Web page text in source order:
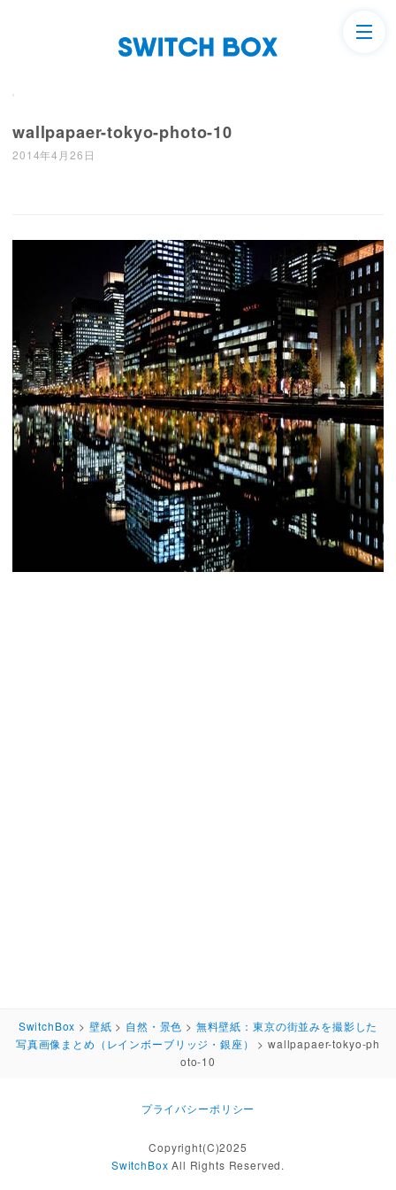
wallpapaer-tokyo-photo-10
2014年4月26日
SwitchBox > 壁紙 > 自然・景色 > 無料壁紙：東京の街並みを撮影した
写真画像まとめ（レインボーブリッジ・銀座）
>wallpapaer-tokyo-ph
oto-10
プライバシーポリシー
Copyright(C)2025
SwitchBox All Rights Reserved.